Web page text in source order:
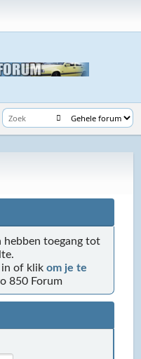
hebben toegang tot
in of klik om je te
850 Forum